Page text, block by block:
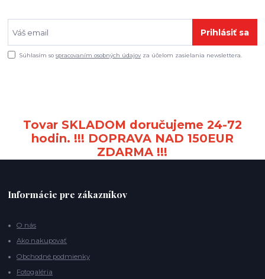
Prihlásiť sa
Súhlasím sospracovaním osobných údajov za účelom zasielania newslettera.
Tovar SKLADOM doručujeme 24-72
hodin. !!! DOPRAVA NAD 150EUR
ZDARMA !!!
Informácie pre zákazníkov
O nás
Ako nakupovať
Obchodné podmienky
Fotogaléria